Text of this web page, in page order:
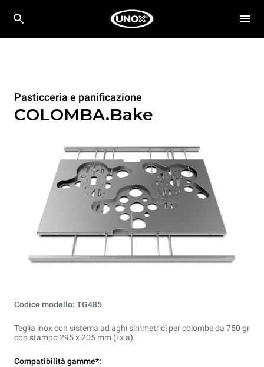
Pasticceria e panificazione
COLOMBA.Bake
Codice modello: TG485
Teglia inox con sistema ad aghi simmetrici per colombe da 750 gr
con stampo 295 x 205 mm (l x a).
Compatibilità gamme*: